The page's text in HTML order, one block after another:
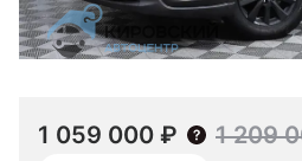
1 059 000 ₽ 1 209